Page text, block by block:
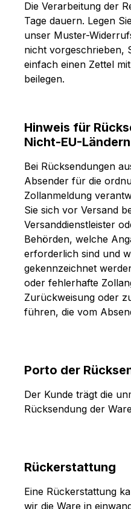
Die Verarbeitung der
Tage dauern. Legen
unser Muster-
nicht vorgeschrieben,
einfach einen Zettel
beilegen.
Hinweis für
Nicht-EU-Ländern
Bei Rücksendungen
Absender für die
Zollanmeldung
Sie sich vor Versand
Versanddienstleister
Behörden, welche
erforderlich sind und
gekennzeichnet
oder fehlerhafte
Zurückweisung oder
führen, die vom
Porto der
Der Kunde trägt die
Rücksendung der
Rückerstattung
Eine Rückerstattung
wir die Ware in